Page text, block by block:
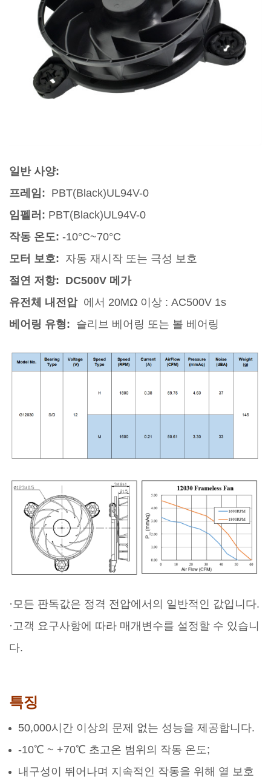
일반 사양:
프레임: PBT(Black)UL94V-0
임펠러: PBT(Black)UL94V-0
작동 온도: -10°C~70°C
모터 보호: 자동 재시작 또는 극성 보호
절연 저항: DC500V 메가
유전체 내전압 에서 20MΩ 이상 : AC500V 1s
베어링 유형: 슬리브 베어링 또는 볼 베어링
·모든 판독값은 정격 전압에서의 일반적인 값입니다.
·고객 요구사항에 따라 매개변수를 설정할 수 있습니
다.
특징
50,000시간 이상의 문제 없는 성능을 제공합니다.
-10℃ ~ +70℃ 초고온 범위의 작동 온도;
내구성이 뛰어나며 지속적인 작동을 위해 열 보호